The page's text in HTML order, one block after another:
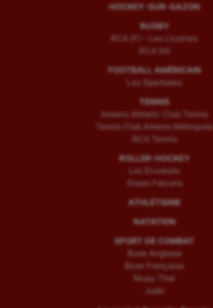
HOCKEY-SUR-GAZON
RUGBY
RCA (F) – Les Licornes
RCA (H)
FOOTBALL AMÉRICAIN
Les Spartiates
TENNIS
Amiens Athletic Club Tennis
Tennis Club Amiens Métropole
RCA Tennis
ROLLER-HOCKEY
Les Ecureuils
Green Falcons
ATHLÉTISME
NATATION
SPORT DE COMBAT
Boxe Anglaise
Boxe Française
Muay Thaï
Judo